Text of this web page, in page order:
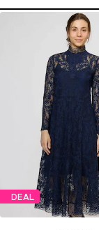
DEAL